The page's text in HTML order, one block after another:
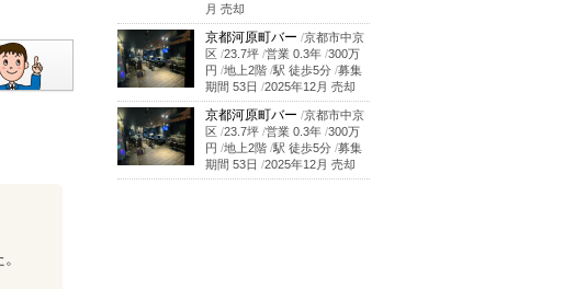
月 売却
京都河原町バー /京都市中京
区 /23.7坪 /営業 0.3年 /300万
円 /地上2階 /駅 徒歩5分 /募集
期間 53日 /2025年12月 売却
京都河原町バー /京都市中京
区 /23.7坪 /営業 0.3年 /300万
円 /地上2階 /駅 徒歩5分 /募集
期間 53日 /2025年12月 売却